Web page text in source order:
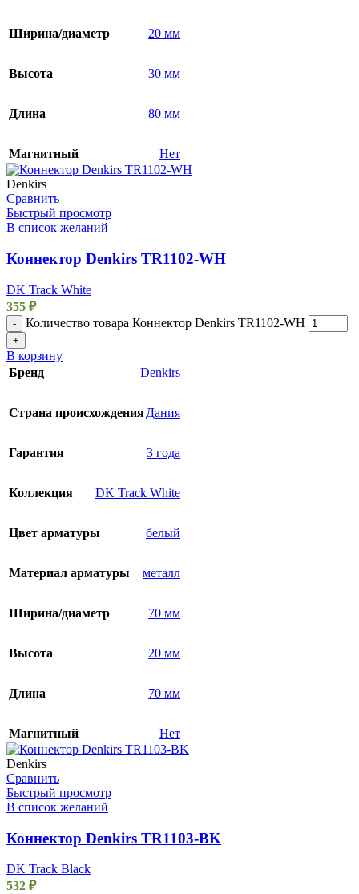
Ширина/диаметр 20 мм
Высота 30 мм
Длина 80 мм
Магнитный Нет
Denkirs
Сравнить
Быстрый просмотр
В список желаний
Коннектор Denkirs TR1102-WH
DK Track White
355 ₽
- Количество товара Коннектор Denkirs TR1102-WH
+
В корзину
Бренд
Denkirs
Страна происхожденияДания
Гарантия 3 года
Коллекция DK Track White
Цвет арматуры белый
Материал арматуры металл
Ширина/диаметр 70 мм
Высота 20 мм
Длина 70 мм
Магнитный Нет
Denkirs
Сравнить
Быстрый просмотр
В список желаний
Коннектор Denkirs TR1103-BK
DK Track Black
532 ₽